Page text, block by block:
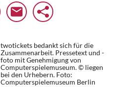
twotickets bedankt sich für die
Zusammenarbeit. Pressetext und -
foto mit Genehmigung von
Computerspielemuseum. © liegen
bei den Urhebern. Foto:
Computerspielemuseum Berlin